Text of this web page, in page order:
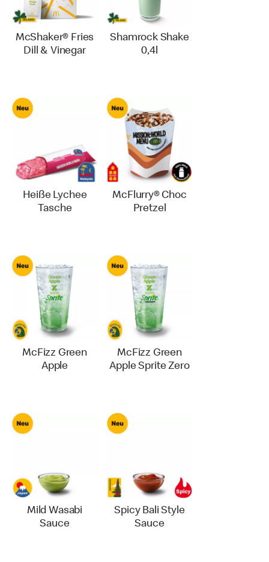
McShaker® Fries
Dill & Vinegar
Shamrock Shake
0,4l
Heiße Lychee
Tasche
McFlurry® Choc
Pretzel
McFizz Green
Apple
McFizz Green
Apple Sprite Zero
Mild Wasabi
Sauce
Spicy Bali Style
Sauce